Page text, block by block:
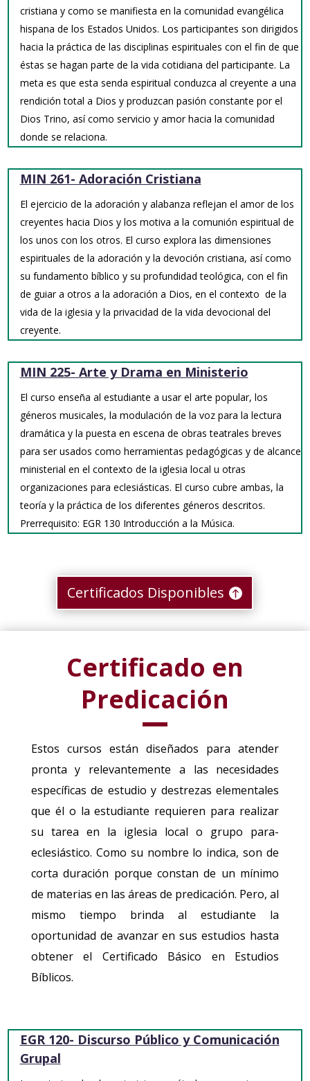
cristiana y como se manifiesta en la comunidad evangélica
hispana de los Estados Unidos. Los participantes son dirigidos
hacia la práctica de las disciplinas espirituales con el fin de que
éstas se hagan parte de la vida cotidiana del participante. La
meta es que esta senda espiritual conduzca al creyente a una
rendición total a Dios y produzcan pasión constante por el
Dios Trino, así como servicio y amor hacia la comunidad
donde se relaciona.
MIN 261- Adoración Cristiana
El ejercicio de la adoración y alabanza reflejan el amor de los
creyentes hacia Dios y los motiva a la comunión espiritual de
los unos con los otros. El curso explora las dimensiones
espirituales de la adoración y la devoción cristiana, así como
su fundamento bíblico y su profundidad teológica, con el fin
de guiar a otros a la adoración a Dios, en el contexto de la
vida de la iglesia y la privacidad de la vida devocional del
creyente.
MIN 225- Arte y Drama en Ministerio
El curso enseña al estudiante a usar el arte popular, los
géneros musicales, la modulación de la voz para la lectura
dramática y la puesta en escena de obras teatrales breves
para ser usados como herramientas pedagógicas y de alcance
ministerial en el contexto de la iglesia local u otras
organizaciones para eclesiásticas. El curso cubre ambas, la
teoría y la práctica de los diferentes géneros descritos.
Prerrequisito: EGR 130 Introducción a la Música.
Certificados Disponibles
Certificado en
Predicación
Estos cursos están diseñados para atender
pronta y relevantemente a las necesidades
específicas de estudio y destrezas elementales
que él o la estudiante requieren para realizar
su tarea en la iglesia local o grupo para-
eclesiástico. Como su nombre lo indica, son de
corta duración porque constan de un mínimo
de materias en las áreas de predicación. Pero, al
mismo tiempo brinda al estudiante la
oportunidad de avanzar en sus estudios hasta
obtener el Certificado Básico en Estudios
Bíblicos.
EGR 120- Discurso Público y Comunicación
Grupal